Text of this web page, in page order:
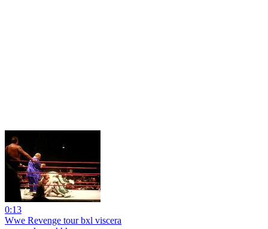
0:13
Wwe Revenge tour bxl viscera